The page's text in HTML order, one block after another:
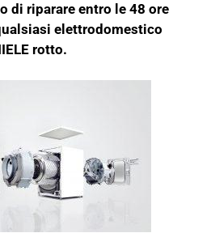
di riparare entro le 48 ore
elettrodomestico
rotto.